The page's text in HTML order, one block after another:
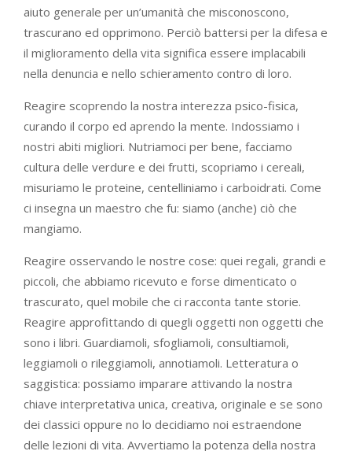
aiuto generale per un’umanità che misconoscono,
trascurano ed opprimono. Perciò battersi per la difesa e
il miglioramento della vita significa essere implacabili
nella denuncia e nello schieramento contro di loro.
Reagire scoprendo la nostra interezza psico-fisica,
curando il corpo ed aprendo la mente. Indossiamo i
nostri abiti migliori. Nutriamoci per bene, facciamo
cultura delle verdure e dei frutti, scopriamo i cereali,
misuriamo le proteine, centelliniamo i carboidrati. Come
ci insegna un maestro che fu: siamo (anche) ciò che
mangiamo.
Reagire osservando le nostre cose: quei regali, grandi e
piccoli, che abbiamo ricevuto e forse dimenticato o
trascurato, quel mobile che ci racconta tante storie.
Reagire approfittando di quegli oggetti non oggetti che
sono i libri. Guardiamoli, sfogliamoli, consultiamoli,
leggiamoli o rileggiamoli, annotiamoli. Letteratura o
saggistica: possiamo imparare attivando la nostra
chiave interpretativa unica, creativa, originale e se sono
dei classici oppure no lo decidiamo noi estraendone
delle lezioni di vita. Avvertiamo la potenza della nostra